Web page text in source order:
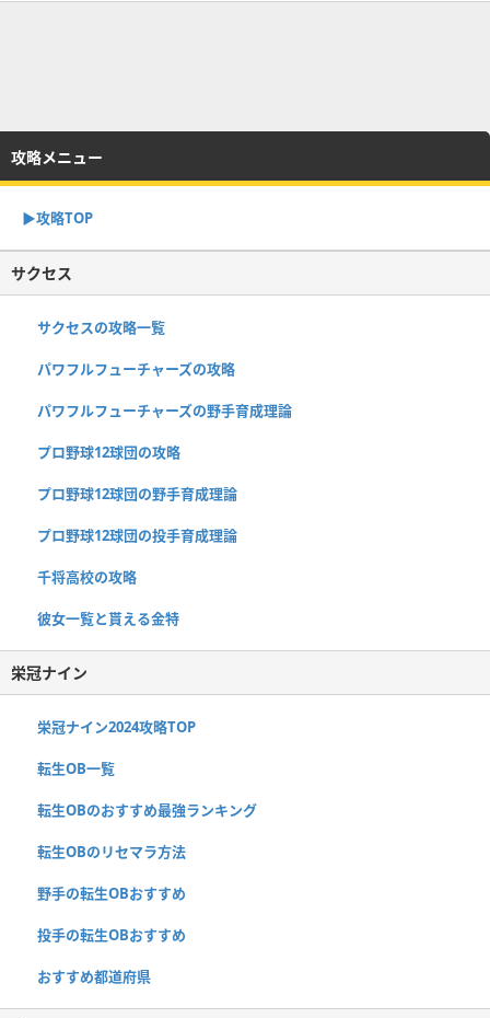
攻略メニュー
▶︎攻略TOP
サクセス
サクセスの攻略一覧
パワフルフューチャーズの攻略
パワフルフューチャーズの野手育成理論
プロ野球12球団の攻略
プロ野球12球団の野手育成理論
プロ野球12球団の投手育成理論
千将高校の攻略
彼女一覧と貰える金特
栄冠ナイン
栄冠ナイン2024攻略TOP
転生OB一覧
転生OBのおすすめ最強ランキング
転生OBのリセマラ方法
野手の転生OBおすすめ
投手の転生OBおすすめ
おすすめ都道府県